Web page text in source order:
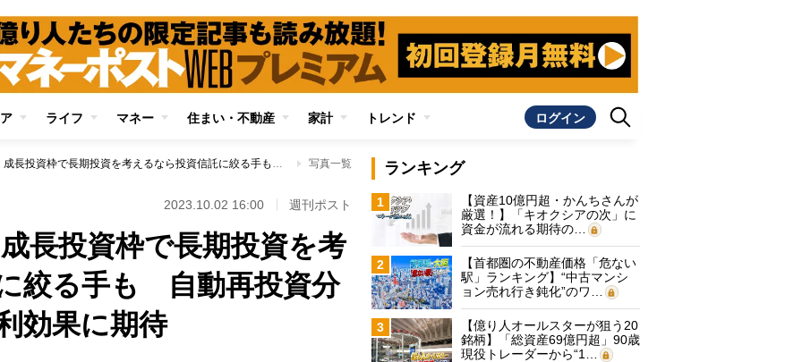
ライフ マネー 住まい・不動産 家計 トレンド ログイン
【新NISA活用術】成長投資枠で長期投資を考えるなら投資信託に絞る手も 自動再投資分は枠に含まれず複利効果に期待 写真一覧
2023.10.02 16:00 週刊ポスト
長投資枠で長期投資を考
絞る手も 自動再投資分
効果に期待
ランキング
1
【資産10億円超・かんちさんが
厳選！】「キオクシアの次」に
資金が流れる期待の…
2
【首都圏の不動産価格「危ない
駅」ランキング】“中古マンシ
ョン売れ行き鈍化”のワ…
3
【億り人オールスターが狙う20
銘柄】「総資産69億円超」90歳
現役トレーダーから“1…